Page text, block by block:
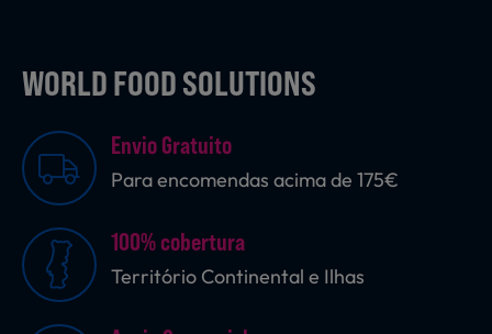
Bebidas e Garrafeira
Produtos Vegetarianos
Sobremesas
WORLD FOOD SOLUTIONS
Envio Gratuito
Para encomendas acima de 175€
100% cobertura
Território Continental e Ilhas